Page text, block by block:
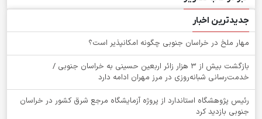
جدیدترین اخبار
‌مهار ملخ در خراسان جنوبی چگونه امکانپذیر است؟
بازگشت بیش از ۳ هزار زائر اربعین حسینی به خراسان جنوبی /
خدمت‌رسانی شبانه‌روزی در مرز مهران ادامه دارد
رئیس پژوهشگاه استاندارد از پروژه آزمایشگاه مرجع شرق کشور در خراسان
جنوبی بازدید کرد